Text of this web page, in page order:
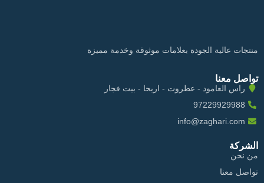
منتجات عالية الجودة بعلامات موثوقة وخدمة مميزة
تواصل معنا
راس العامود - عطروت - اريحا - بيت فجار
97229929988
info@zaghari.com
الشركة
من نحن
تواصل معنا